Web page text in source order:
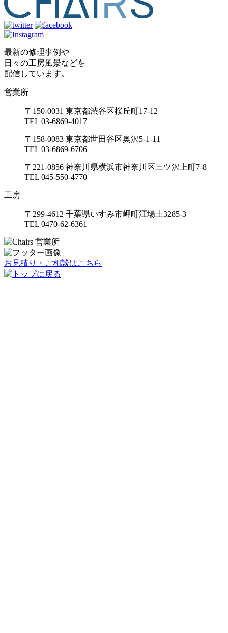
最新の修理事例や
日々の工房風景などを
配信しています。
営業所
〒150-0031 東京都渋谷区桜丘町17-12
TEL 03-6869-4017
〒158-0083 東京都世田谷区奥沢5-1-11
TEL 03-6869-6706
〒221-0856 神奈川県横浜市神奈川区三ツ沢上町7-8
TEL 045-550-4770
工房
〒299-4612 千葉県いすみ市岬町江場土3285-3
TEL 0470-62-6361
お見積り・ご相談はこちら